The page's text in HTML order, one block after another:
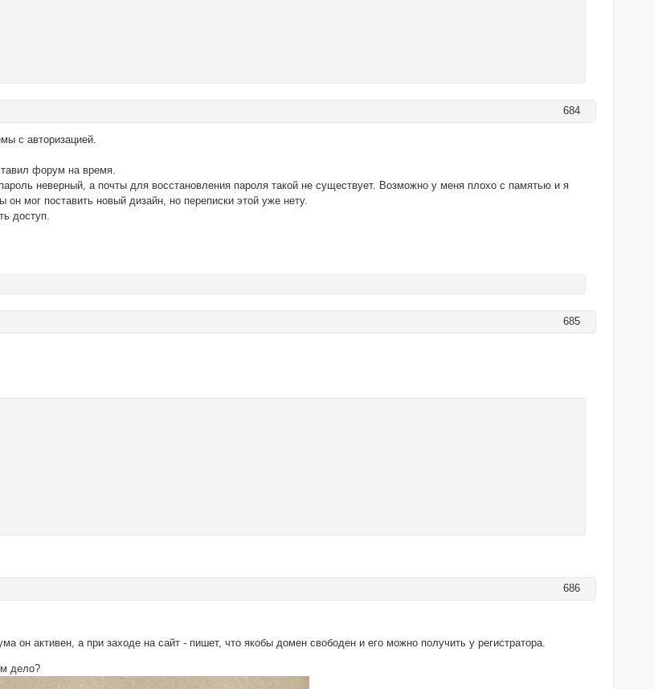
684
с авторизацией.
форум на время.
неверный, а почты для восстановления пароля такой не существует. Возможно у меня плохо с памятью и я
мог поставить новый дизайн, но переписки этой уже нету.
доступ.
685
686
он активен, а при заходе на сайт - пишет, что якобы домен свободен и его можно получить у регистратора.
дело?